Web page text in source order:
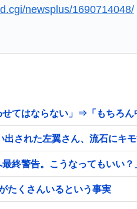
newsplus/1690714048/
せてはならない」⇒「もちろ
出された左翼さん、流石にキ
終警告。こうなってもいい？
たくさんいるという事実